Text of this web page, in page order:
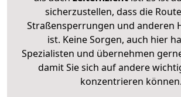
sicherzustellen, dass die
Straßensperrungen und anderen
ist. Keine Sorgen, auch hier
Spezialisten und übernehmen
damit Sie sich auf andere
konzentrieren können.